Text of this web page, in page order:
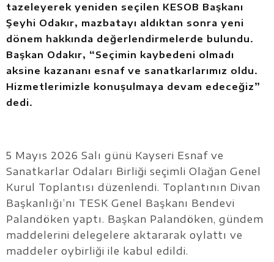
tazeleyerek yeniden seçilen KESOB Başkanı
Şeyhi Odakır, mazbatayı aldıktan sonra yeni
dönem hakkında değerlendirmelerde bulundu.
Başkan Odakır, “Seçimin kaybedeni olmadı
aksine kazananı esnaf ve sanatkarlarımız oldu.
Hizmetlerimizle konuşulmaya devam edeceğiz”
dedi.
5 Mayıs 2026 Salı günü Kayseri Esnaf ve
Sanatkarlar Odaları Birliği seçimli Olağan Genel
Kurul Toplantısı düzenlendi. Toplantının Divan
Başkanlığı’nı TESK Genel Başkanı Bendevi
Palandöken yaptı. Başkan Palandöken, gündem
maddelerini delegelere aktararak oylattı ve
maddeler oybirliği ile kabul edildi.